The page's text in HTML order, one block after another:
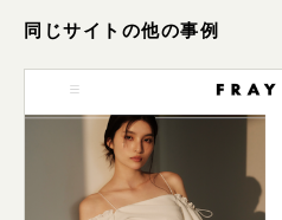
同じサイトの他の事例